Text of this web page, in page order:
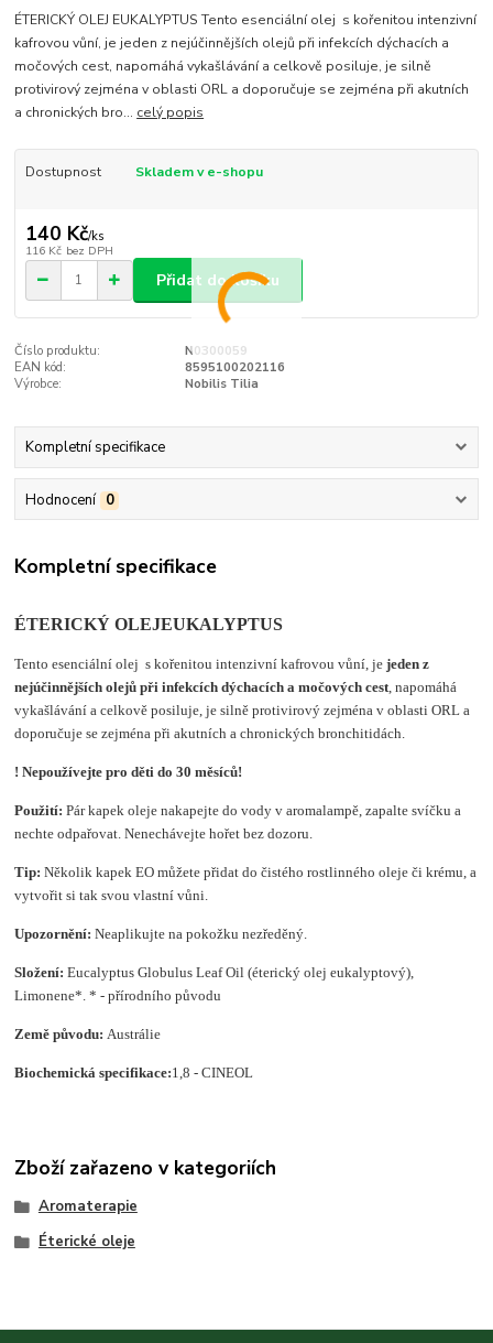
ÉTERICKÝ OLEJ EUKALYPTUS Tento esenciální olej s kořenitou intenzivní
kafrovou vůní, je jeden z nejúčinnějších olejů při infekcích dýchacích a
močových cest, napomáhá vykašlávání a celkově posiluje, je silně
protivirový zejména v oblasti ORL a doporučuje se zejména při akutních
a chronických bro... celý popis
Dostupnost Skladem v e-shopu
140 Kč/ks
116 Kč bez DPH
Přidat do košíku
Číslo produktu:
N0300059
EAN kód:
8595100202116
Výrobce:
Nobilis Tilia
Kompletní specifikace
Hodnocení 0
Kompletní specifikace
ÉTERICKÝ OLEJEUKALYPTUS
Tento esenciální olej s kořenitou intenzivní kafrovou vůní, je jeden z
nejúčinnějších olejů při infekcích dýchacích a močových cest , napomáhá
vykašlávání a celkově posiluje, je silně protivirový zejména v oblasti ORL a
doporučuje se zejména při akutních a chronických bronchitidách.
! Nepoužívejte pro děti do 30 měsíců!
Použití: Pár kapek oleje nakapejte do vody v aromalampě, zapalte svíčku a
nechte odpařovat. Nenechávejte hořet bez dozoru.
Tip: Několik kapek EO můžete přidat do čistého rostlinného oleje či krému, a
vytvořit si tak svou vlastní vůni.
Upozornění: Neaplikujte na pokožku nezředěný.
Složení: Eucalyptus Globulus Leaf Oil (éterický olej eukalyptový),
Limonene*. * - přírodního původu
Země původu: Austrálie
Biochemická specifikace:1,8 - CINEOL
Zboží zařazeno v kategoriích
Aromaterapie
Éterické oleje